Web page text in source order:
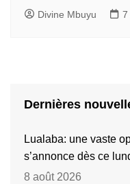
Divine Mbuyu 7
Dernières
Lualaba: une vaste
s’annonce dès ce
8 août 2026